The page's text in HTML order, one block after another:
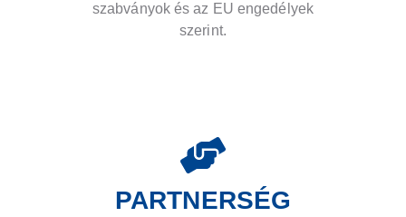
szabványok és az EU engedélyek
szerint.
PARTNERSÉG